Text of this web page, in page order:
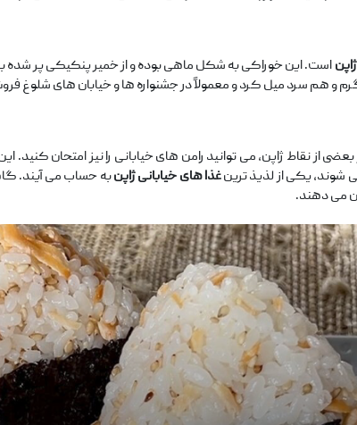
است. این خوراکی به شکل ماهی بوده و از خمیر پنکیکی پر شده با
و هم سرد میل کرد و معمولاً در جشنواره ‌ها و خیابان ‌های شلوغ
بعضی از نقاط ژاپن، می‌ توانید رامن ‌های خیابانی را نیز
یکی از لذیذ ترینغذا های خیابانی ژاپنبه حساب می ‌آیند.
می ‌دهند.